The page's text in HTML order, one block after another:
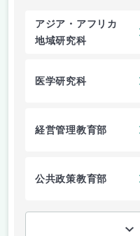
アジア・アフリカ
地域研究科
医学研究科
経営管理教育部
公共政策教育部